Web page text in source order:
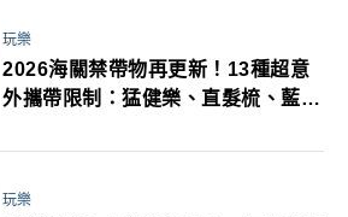
玩樂
2026海關禁帶物再更新！13種超意
外攜帶限制：猛健樂、直髮梳、藍牙
萬！注意事項一次看！
玩樂